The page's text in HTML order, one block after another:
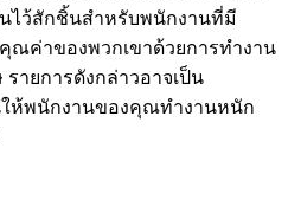
นไว้สักชิ้นสำหรับพนักงานที่มี
ค่าของพวกเขาด้วยการทำงาน
ายการดังกล่าวอาจเป็น
ห้พนักงานของคุณทำงานหนัก